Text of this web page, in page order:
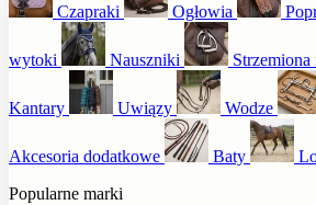
Czapraki Ogłowia
wytoki Nauszniki
Kantary Uwiązy Wodze
Akcesoria dodatkowe Baty
Popularne marki